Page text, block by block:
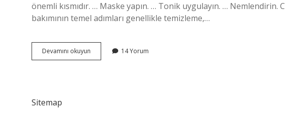
önemli kısmıdır. … Maske yapın. … Tonik uygulayın. … Nemlendirin.
bakımının temel adımları genellikle temizleme,…
Devamını okuyun
Cilt
14 Yorum
Sitemap